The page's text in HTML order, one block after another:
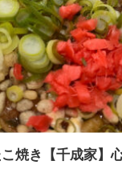
焼き【千成家】